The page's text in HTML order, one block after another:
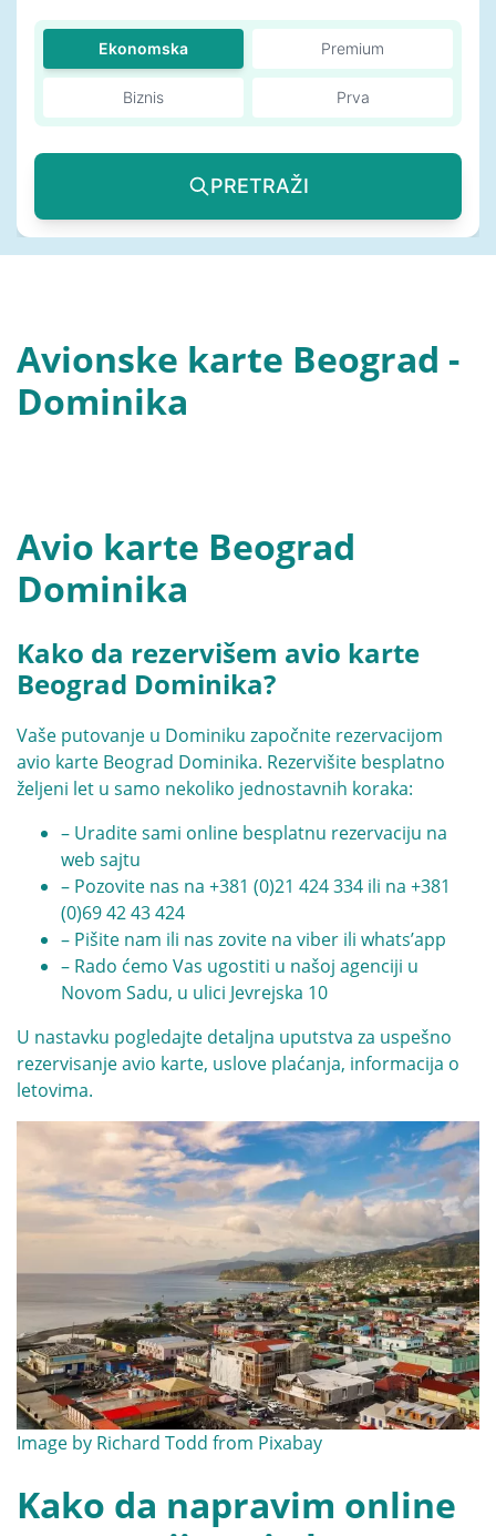
Ekonomska Premium
Biznis Prva
PRETRAŽI
Avionske karte Beograd -
Dominika
Avio karte Beograd
Dominika
Kako da rezervišem avio karte
Beograd Dominika?
Vaše putovanje u Dominiku započnite rezervacijom
avio karte Beograd Dominika. Rezervišite besplatno
željeni let u samo nekoliko jednostavnih koraka:
– Uradite sami online besplatnu rezervaciju na
web sajtu
– Pozovite nas na +381 (0)21 424 334 ili na +381
(0)69 42 43 424
– Pišite nam ili nas zovite na viber ili whats’app
– Rado ćemo Vas ugostiti u našoj agenciji u
Novom Sadu, u ulici Jevrejska 10
U nastavku pogledajte detaljna uputstva za uspešno
rezervisanje avio karte, uslove plaćanja, informacija o
letovima.
Image by Richard Todd from Pixabay
Kako da napravim online